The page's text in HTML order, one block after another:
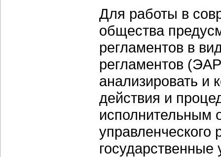
Для работы в
общества
регламентов в
регламентов
анализировать и
действия и
исполнительным